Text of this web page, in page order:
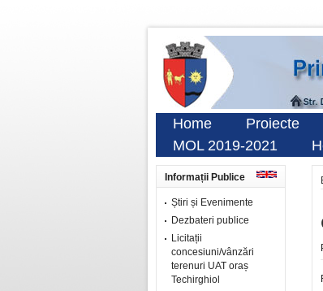
Home Proiecte
MOL 2019-2021
Informații Publice
Știri și Evenimente
Dezbateri publice
Licitații
concesiuni/vânzări
terenuri UAT oraș
Techirghiol